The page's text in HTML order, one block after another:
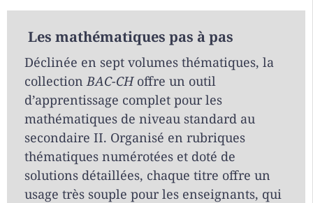
Les mathématiques pas à pas
Déclinée en sept volumes thématiques, la
collection BAC-CHoffre un outil
d’apprentissage complet pour les
mathématiques de niveau standard au
secondaire II. Organisé en rubriques
thématiques numérotées et doté de
solutions détaillées, chaque titre offre un
usage très souple pour les enseignants, qui